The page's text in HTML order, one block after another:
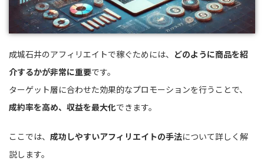
成城石井のアフィリエイトで稼ぐためには、 どのように商品を紹
介するかが非常に重要です。
ターゲット層に合わせた効果的なプロモーションを行うことで、
成約率を高め、収益を最大化できます。
ここでは、 成功しやすいアフィリエイトの手法について詳しく解
説します。